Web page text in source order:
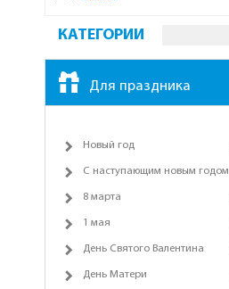
КАТЕГОРИИ
Для праздника
Новый год
С наступающим новым годом
8 марта
1 мая
День Святого Валентина
День Матери